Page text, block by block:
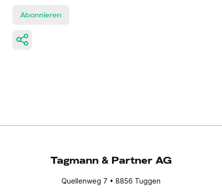
Abonnieren
Tagmann & Partner AG
Quellenweg 7 • 8856 Tuggen